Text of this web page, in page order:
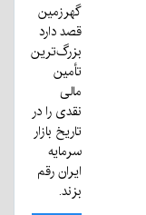
گهرزمین
قصد دارد
بزرگ‌ترین
تأمین
مالی
نقدی را در
تاریخ بازار
سرمایه
ایران رقم
بزند.